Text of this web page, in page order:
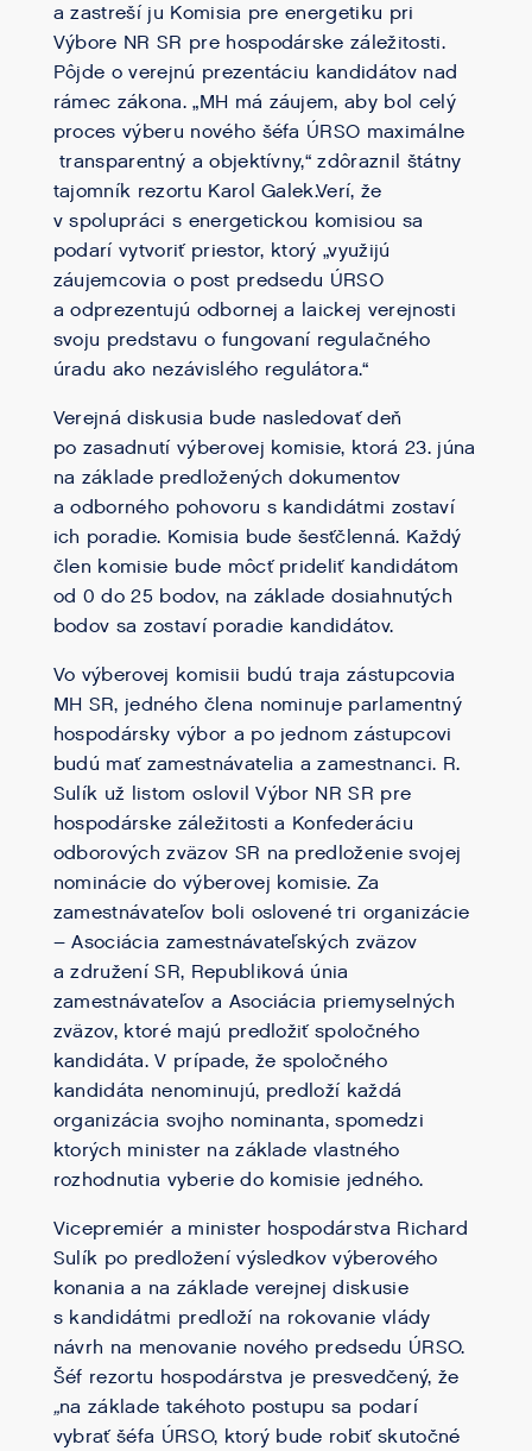
a zastreší ju Komisia pre energetiku pri
Výbore NR SR pre hospodárske záležitosti.
Pôjde o verejnú prezentáciu kandidátov nad
rámec zákona. „MH má záujem, aby bol celý
proces výberu nového šéfa ÚRSO maximálne
transparentný a objektívny,“ zdôraznil štátny
tajomník rezortu Karol Galek.Verí, že
v spolupráci s energetickou komisiou sa
podarí vytvoriť priestor, ktorý „využijú
záujemcovia o post predsedu ÚRSO
a odprezentujú odbornej a laickej verejnosti
svoju predstavu o fungovaní regulačného
úradu ako nezávislého regulátora.“
Verejná diskusia bude nasledovať deň
po zasadnutí výberovej komisie, ktorá 23. júna
na základe predložených dokumentov
a odborného pohovoru s kandidátmi zostaví
ich poradie. Komisia bude šesťčlenná. Každý
člen komisie bude môcť prideliť kandidátom
od 0 do 25 bodov, na základe dosiahnutých
bodov sa zostaví poradie kandidátov.
Vo výberovej komisii budú traja zástupcovia
MH SR, jedného člena nominuje parlamentný
hospodársky výbor a po jednom zástupcovi
budú mať zamestnávatelia a zamestnanci. R.
Sulík už listom oslovil Výbor NR SR pre
hospodárske záležitosti a Konfederáciu
odborových zväzov SR na predloženie svojej
nominácie do výberovej komisie. Za
zamestnávateľov boli oslovené tri organizácie
– Asociácia zamestnávateľských zväzov
a združení SR, Republiková únia
zamestnávateľov a Asociácia priemyselných
zväzov, ktoré majú predložiť spoločného
kandidáta. V prípade, že spoločného
kandidáta nenominujú, predloží každá
organizácia svojho nominanta, spomedzi
ktorých minister na základe vlastného
rozhodnutia vyberie do komisie jedného.
Vicepremiér a minister hospodárstva Richard
Sulík po predložení výsledkov výberového
konania a na základe verejnej diskusie
s kandidátmi predloží na rokovanie vlády
návrh na menovanie nového predsedu ÚRSO.
Šéf rezortu hospodárstva je presvedčený, že
„na základe takéhoto postupu sa podarí
vybrať šéfa ÚRSO, ktorý bude robiť skutočné